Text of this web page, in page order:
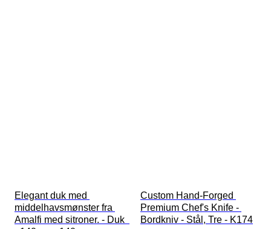
Elegant duk med
middelhavsmønster fra
Amalfi med sitroner. - Duk
Custom Hand-Forged
Premium Chef's Knife -
Bordkniv - Stål, Tre - K174